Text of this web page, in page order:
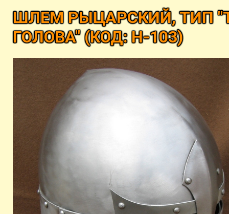
ШЛЕМ РЫЦАРСКИЙ, ТИП
ГОЛОВА"(КОД:H-103)